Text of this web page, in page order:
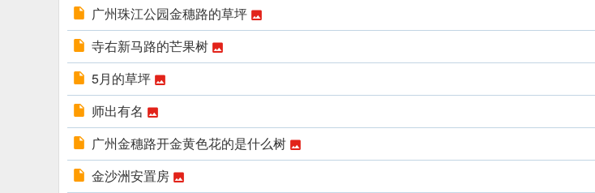
广州珠江公园金穗路的草坪
寺右新马路的芒果树
5月的草坪
师出有名
广州金穗路开金黄色花的是什么树
金沙洲安置房